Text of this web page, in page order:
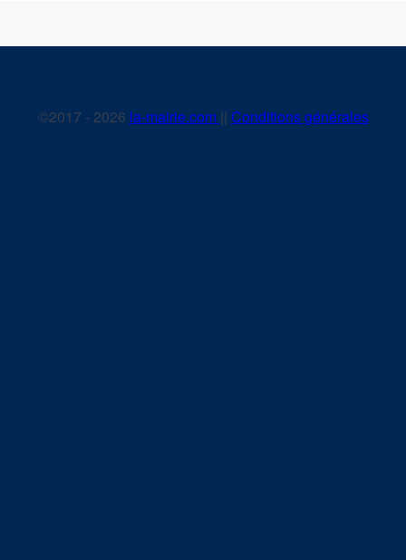
©2017 - 2026 la-mairie.com || Conditions générales